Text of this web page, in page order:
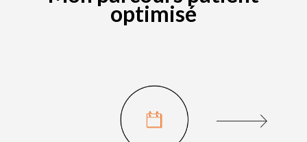
optimisé